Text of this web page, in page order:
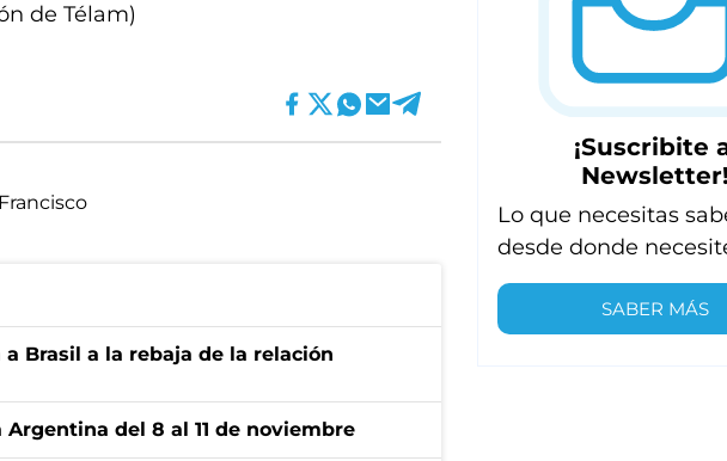
de Télam)
Brasil a la rebaja de la relación
Argentina del 8 al 11 de noviembre
¡Suscribite
Newsletter!
Lo que necesitas
desde donde
SABER MÁS